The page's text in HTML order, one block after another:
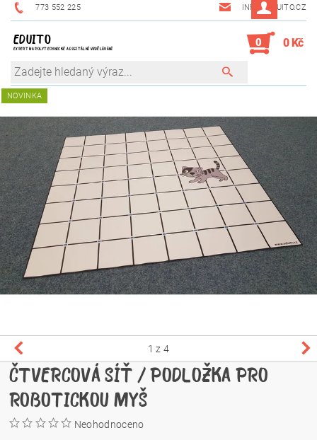
773 552 225 INFO@EDUITO.CZ
EDUITO
EXPERT NA POLYTECHNICKÉ A DIGITÁLNÍ VZDĚLÁVÁNÍ
0 0 Kč
NOVINKA
1 z 4
ČTVERCOVÁ SÍŤ / PODLOŽKA PRO
ROBOTICKOU MYŠ
Neohodnoceno